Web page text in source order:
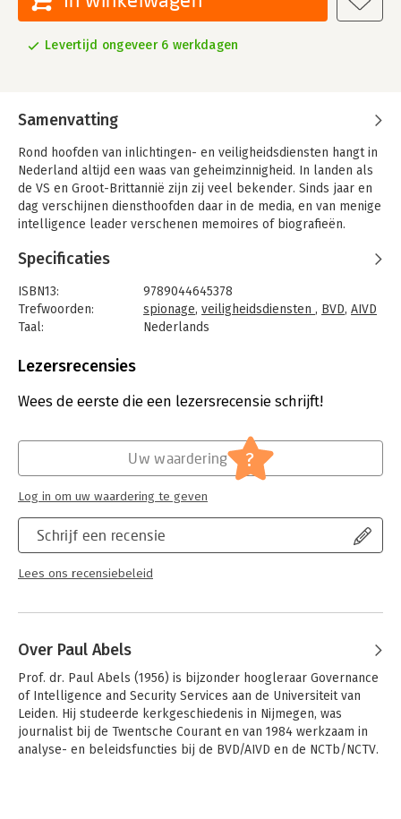
Levertijd ongeveer 6 werkdagen
Samenvatting
Rond hoofden van inlichtingen- en veiligheidsdiensten hangt in
Nederland altijd een waas van geheimzinnigheid. In landen als
de VS en Groot-Brittannië zijn zij veel bekender. Sinds jaar en
dag verschijnen diensthoofden daar in de media, en van menige
intelligence leader verschenen memoires of biografieën.
De bazen van de Binnenlandse Veiligheidsdienst (BVD) en zijn
opvolger, de Algemene Inlichtingen- en Veiligheidsdienst
(AIVD), bleven lang in de schaduw. Slechts af en toe is er een
die – vaak schoorvoetend – iets van zichzelf laat zien. Zij
ontkomen meestal niet aan de ingebakken neiging van
In 'Spionkoppen' geeft Paul Abels, bijzonder hoogleraar
Inlichtingenstudies aan de Leidse universiteit en zelf oud-
inlichtingenman, de diensthoofden een gezicht en een profiel.
werden geselecteerd, wat hun stijl van leidinggeven was, hoe
ze de dienst aanstuurden en zich opstelden tegenover politiek
en samenleving en wat ze daarna deden. Hij heeft daarvoor,
met assistentie van zijn studenten Marijn Adams en David
Mendelsohn, archiefonderzoek gedaan en gesproken met oud-
hoofden, onder wie Sybrand van Hulst, Arthur Docters van
Leeuwen en Dick Schoof, en met (oud-)dienstmedewerkers,
politici en Haagse ambtenaren.
Specificaties
ISBN13:
9789044645378
Trefwoorden:
spionage, veiligheidsdiensten , BVD, AIVD
Taal:
Nederlands
Aantal pagina's:
Druk:
1
Mens en maatschappij
Lezersrecensies
Wees de eerste die een lezersrecensie schrijft!
Schrijf een recensie
Lees ons recensiebeleid
Uw waardering ?
Log in om uw waardering te geven
Over Paul Abels
Prof. dr. Paul Abels (1956) is bijzonder hoogleraar Governance
of Intelligence and Security Services aan de Universiteit van
Leiden. Hij studeerde kerkgeschiedenis in Nijmegen, was
journalist bij de Twentsche Courant en van 1984 werkzaam in
analyse- en beleidsfuncties bij de BVD/AIVD en de NCTb/NCTV.